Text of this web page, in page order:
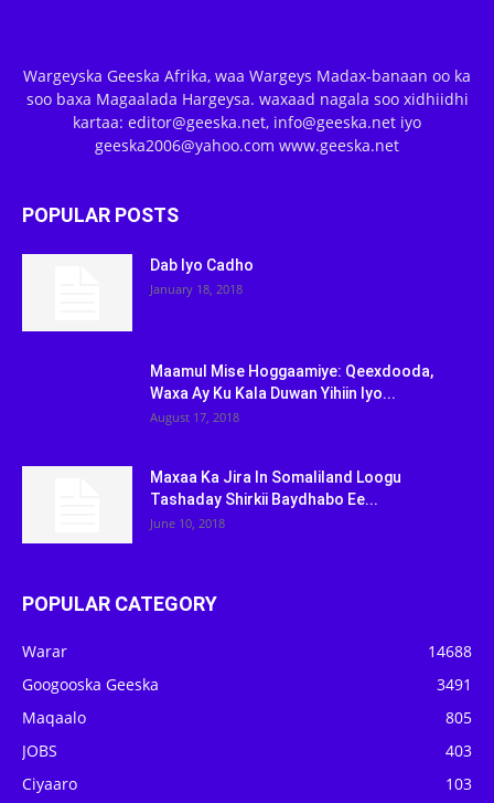
Wargeyska Geeska Afrika, waa Wargeys Madax-banaan oo ka
soo baxa Magaalada Hargeysa. waxaad nagala soo xidhiidhi
kartaa: editor@geeska.net, info@geeska.net iyo
geeska2006@yahoo.com www.geeska.net
POPULAR POSTS
Dab Iyo Cadho
January 18, 2018
Maamul Mise Hoggaamiye: Qeexdooda,
Waxa Ay Ku Kala Duwan Yihiin Iyo...
August 17, 2018
Maxaa Ka Jira In Somaliland Loogu
Tashaday Shirkii Baydhabo Ee...
June 10, 2018
POPULAR CATEGORY
Warar
14688
Googooska Geeska
3491
Maqaalo
805
JOBS
403
Ciyaaro
103